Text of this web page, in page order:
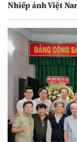
Nhiếp ảnh Việt